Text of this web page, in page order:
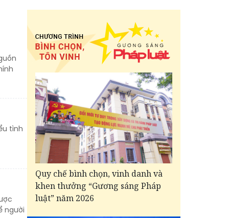
tình
người
Quy chế bình chọn, vinh danh và
khen thưởng “Gương sáng Pháp
luật” năm 2026